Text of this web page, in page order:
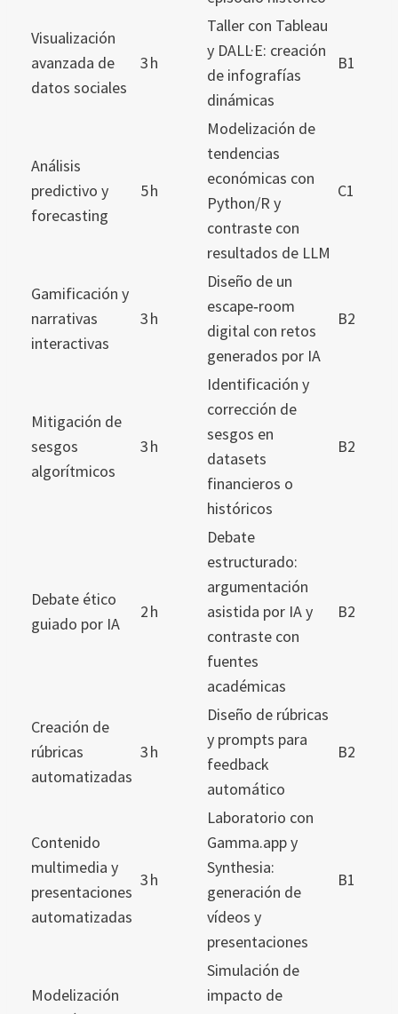
Visualización
avanzada de
datos sociales
3 h
Taller con Tableau
y DALL·E: creación
de infografías
dinámicas
B1
Análisis
predictivo y
forecasting
5 h
Modelización de
tendencias
económicas con
Python/R y
contraste con
resultados de LLM
C1
Gamificación y
narrativas
interactivas
3 h
Diseño de un
escape‑room
digital con retos
generados por IA
B2
Mitigación de
sesgos
algorítmicos
3 h
Identificación y
corrección de
sesgos en
datasets
financieros o
históricos
B2
Debate ético
guiado por IA
2 h
Debate
estructurado:
argumentación
asistida por IA y
contraste con
fuentes
académicas
B2
Creación de
rúbricas
automatizadas
3 h
Diseño de rúbricas
y prompts para
feedback
automático
B2
Contenido
multimedia y
presentaciones
automatizadas
3 h
Laboratorio con
Gamma.app y
Synthesia:
generación de
vídeos y
presentaciones
B1
Modelización
Simulación de
impacto de